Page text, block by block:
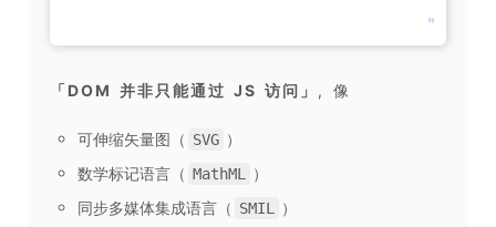
❞
「DOM 并非只能通过 JS 访问 」 , 像
可伸缩矢量图（ SVG ）
数学标记语言（ MathML
）
同步多媒体集成语言（ SMIL ）